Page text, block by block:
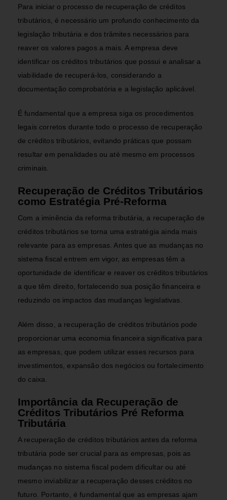
Para iniciar o processo de recuperação de créditos
tributários, é necessário um profundo conhecimento da
legislação tributária e dos trâmites necessários para
reaver os valores pagos a mais. A empresa deve
identificar os créditos tributários que possui e analisar a
viabilidade de recuperá-los, considerando a
documentação comprobatória e a legislação aplicável.
É fundamental que a empresa siga os procedimentos
legais corretos durante todo o processo de recuperação
de créditos tributários, evitando práticas que possam
resultar em penalidades ou até mesmo em processos
criminais.
Recuperação de Créditos Tributários
como Estratégia Pré-Reforma
Com a iminência da reforma tributária, a recuperação de
créditos tributários se torna uma estratégia ainda mais
relevante para as empresas. Antes que as mudanças no
sistema fiscal entrem em vigor, as empresas têm a
oportunidade de identificar e reaver os créditos tributários
a que têm direito, fortalecendo sua posição financeira e
reduzindo os impactos das mudanças legislativas.
Além disso, a recuperação de créditos tributários pode
proporcionar uma economia financeira significativa para
as empresas, que podem utilizar esses recursos para
investimentos, expansão dos negócios ou fortalecimento
do caixa.
Importância da Recuperação de
Créditos Tributários Pré Reforma
Tributária
A recuperação de créditos tributários antes da reforma
tributária pode ser crucial para as empresas, pois as
mudanças no sistema fiscal podem dificultar ou até
mesmo inviabilizar a recuperação desses créditos no
futuro. Portanto, é fundamental que as empresas ajam